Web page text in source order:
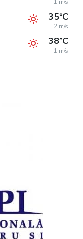
1 m/s
35°C
2 m/s
38°C
1 m/s